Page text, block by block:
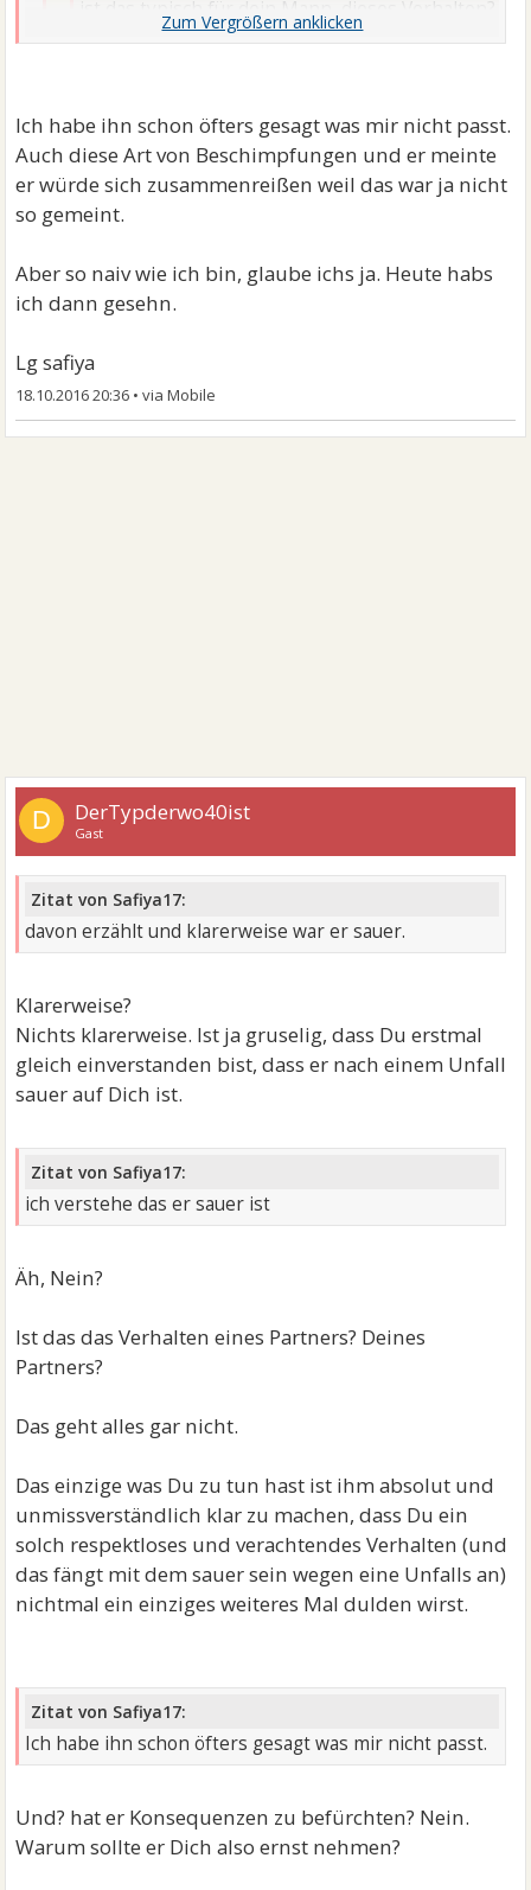
ist das typisch für dein Mann, dieses Verhalten?
kränkt einen klar.
Aber wenn ihm sowas passiert muss man für ihn
da sein und so. Und ihn verstehen.
Aber wenns mir passiert dann sowas
Lg safiya
Ok, hast du mit ihm schon mal darűber geredet?
Wie sieht er das?
Trotzallem bin ich auch der Meinung, ihm eine klare
Grenze zu zeigen...
Ich habe ihn schon öfters gesagt was mir nicht passt.
Auch diese Art von Beschimpfungen und er meinte
er würde sich zusammenreißen weil das war ja nicht
so gemeint.
Aber so naiv wie ich bin, glaube ichs ja. Heute habs
ich dann gesehn.
Lg safiya
18.10.2016 20:36 •
D DerTypderwo40ist
Gast
Zitat von Safiya17:
davon erzählt und klarerweise war er sauer.
Klarerweise?
Nichts klarerweise. Ist ja gruselig, dass Du erstmal
gleich einverstanden bist, dass er nach einem Unfall
sauer auf Dich ist.
Zitat von Safiya17:
ich verstehe das er sauer ist
Äh, Nein?
Ist das das Verhalten eines Partners? Deines
Partners?
Das geht alles gar nicht.
Das einzige was Du zu tun hast ist ihm absolut und
unmissverständlich klar zu machen, dass Du ein
solch respektloses und verachtendes Verhalten (und
das fängt mit dem sauer sein wegen eine Unfalls an)
nichtmal ein einziges weiteres Mal dulden wirst.
Zitat von Safiya17:
Ich habe ihn schon öfters gesagt was mir nicht passt.
Und? hat er Konsequenzen zu befürchten? Nein.
Warum sollte er Dich also ernst nehmen?